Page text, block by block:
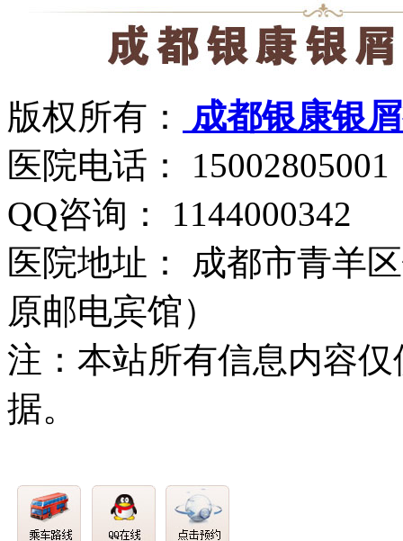
版权所有：
成都银康银
医院电话： 15002805001
QQ咨询： 1144000342
医院地址： 成都市青羊
原邮电宾馆）
注：本站所有信息内容
据。